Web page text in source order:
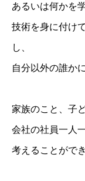
あるいは何かを
技術を身に付け
し、
自分以外の誰か
家族のこと、子
会社の社員一人
考えることがで